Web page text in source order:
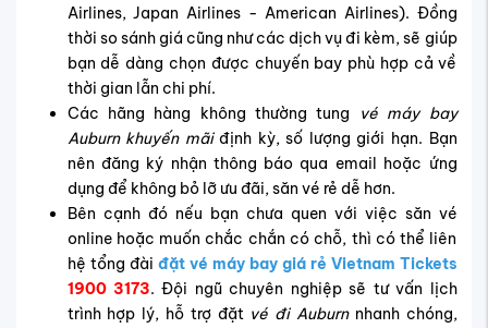
Airlines, Japan Airlines - American Airlines). Đồng
thời so sánh giá cũng như các dịch vụ đi kèm, sẽ giúp
bạn dễ dàng chọn được chuyến bay phù hợp cả về
thời gian lẫn chi phí.
Các hãng hàng không thường tung
vé máy bay
Auburn khuyến mãiđịnh kỳ, số lượng giới hạn. Bạn
nên đăng ký nhận thông báo qua email hoặc ứng
dụng để không bỏ lỡ ưu đãi, săn vé rẻ dễ hơn.
Bên cạnh đó nếu bạn chưa quen với việc săn vé
online hoặc muốn chắc chắn có chỗ, thì có thể liên
hệ tổng đài đặt vé máy bay giá rẻ Vietnam Tickets
1900 3173. Đội ngũ chuyên nghiệp sẽ tư vấn lịch
trình hợp lý, hỗ trợ đặt vé đi Auburnnhanh chóng,